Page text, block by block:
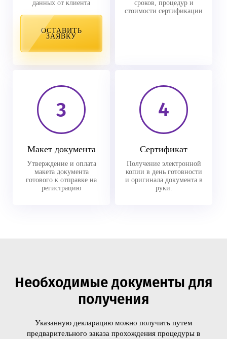
данных от клиента
ОСТАВИТЬ
ЗАЯВКУ
сроков, процедур и
стоимости сертификации
3
Макет документа
Утверждение и оплата
макета документа
готового к отправке на
регистрацию
4
Сертификат
Получение электронной
копии в день готовности
и оригинала документа в
руки.
Необходимые документы для
получения
Указанную декларацию можно получить путем
предварительного заказа прохождения процедуры в